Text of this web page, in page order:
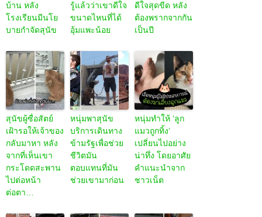
บ้าน หลัง
โรงเรียนมีนโย
บายกำจัดสุนัข
รู้แล้วว่าเขาดีใจ
ขนาดไหนที่ได้
อุ้มแพะน้อย
ดีใจสุดขีด หลัง
ต้องพรากจากกัน
เป็นปี
สุนัขผู้ซื่อสัตย์
เฝ้ารอให้เจ้าของ
กลับมาหา หลัง
จากที่เห็นเขา
กระโดดสะพาน
ไปต่อหน้า
ต่อตา…
หนุ่มพาสุนัข
บริการเดินทาง
ข้ามรัฐเพื่อช่วย
ชีวิตมัน
ตอบแทนที่มัน
ช่วยเขามาก่อน
หนุ่มทำให้ ‘ลูก
แมวถูกทิ้ง’
เปลี่ยนไปอย่าง
น่าทึ่ง โดยอาศัย
คำแนะนำจาก
ชาวเน็ต